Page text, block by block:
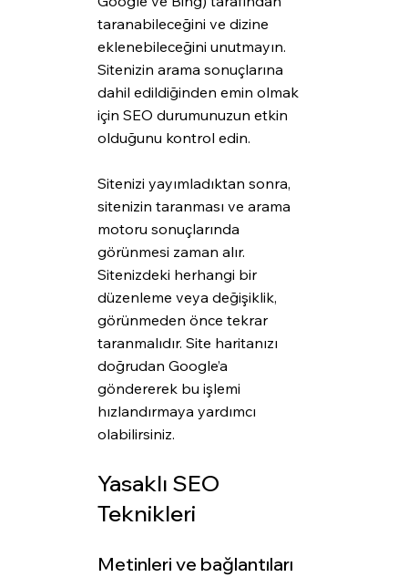
taranabileceğini ve dizine
eklenebileceğini unutmayın.
Sitenizin arama sonuçlarına
dahil edildiğinden emin olmak
için SEO durumunuzun etkin
olduğunu kontrol edin.
Sitenizi yayımladıktan sonra,
sitenizin taranması ve arama
motoru sonuçlarında
görünmesi zaman alır.
Sitenizdeki herhangi bir
düzenleme veya değişiklik,
görünmeden önce tekrar
taranmalıdır. Site haritanızı
doğrudan Google’a
göndererek bu işlemi
hızlandırmaya yardımcı
olabilirsiniz.
Yasaklı SEO
Teknikleri
Metinleri ve bağlantıları